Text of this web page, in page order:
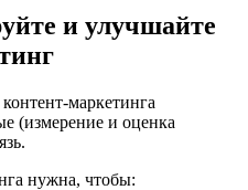
и улучшайте
маркетинга
(измерение и оценка
нужна, чтобы: